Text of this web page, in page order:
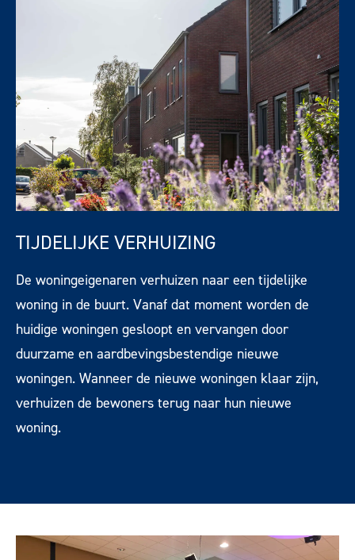
TIJDELIJKE VERHUIZING
De woningeigenaren verhuizen naar een tijdelijke
woning in de buurt. Vanaf dat moment worden de
huidige woningen gesloopt en vervangen door
duurzame en aardbevingsbestendige nieuwe
woningen. Wanneer de nieuwe woningen klaar zijn,
verhuizen de bewoners terug naar hun nieuwe
woning.